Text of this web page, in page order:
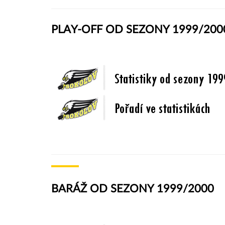
PLAY-OFF OD SEZONY 1999/
BARÁŽ OD SEZONY 1999/2000